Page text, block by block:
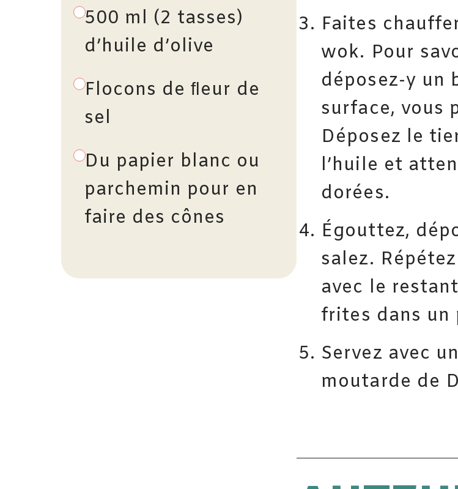
500 ml (2 tasses)
d’huile d’olive
Flocons de ﬂeur de
sel
Du papier blanc ou
parchemin pour en
faire des cônes
Faites
wok. Pour
déposez-y un
surface, vous
Déposez le
l’huile et
dorées.
Égouttez,
salez.
avec le
frites dans un
Servez avec
moutarde de